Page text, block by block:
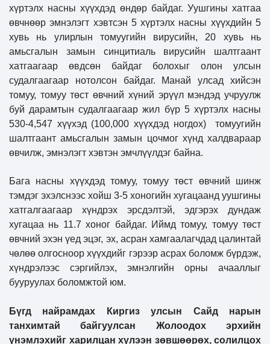
хүртэлх насны хүүхдэд өндөр байдаг. Уушгины хатгаа
өвчнөөр эмнэлэгт хэвтсэн 5 хүртэлх насны хүүхдийн 5
хувь нь улирлын томуугийн вирусийн, 20 хувь нь
амьсгалын замын синцитиаль вирусийн шалтгаант
хатгаагаар өвдсөн байдаг болохыг олон улсын
судалгаагаар нотолсон байдаг. Манай улсад хийсэн
томуу, томуу төст өвчний хүний эрүүл мэндэд учруулж
буй дарамтын судалгаагаар жил бүр 5 хүртэлх насны
530-4,547 хүүхэд (100,000 хүүхдэд ногдох) томуугийн
шалтгаант амьсгалын замын цочмог хүнд халдвараар
өвчилж, эмнэлэгт хэвтэн эмчлүүлдэг байна.
Бага насны хүүхдэд томуу, томуу төст өвчний шинж
тэмдэг эхэлснээс хойш 3-5 хоногийн хугацаанд уушгины
хатгалгаагаар хүндрэх эрсдэлтэй, эдгэрэх дундаж
хугацаа нь 11.7 хоног байдаг. Иймд томуу, томуу төст
өвчний эхэн үед эцэг, эх, асран хамгаалагчдад цалинтай
чөлөө олгосноор хүүхдийг гэрээр асрах боломж бүрдэж,
хүндрэлээс сэргийлэх, эмнэлгийн орны ачааллыг
бууруулах боломжтой юм.
Бүгд найрамдах Киргиз улсын Сайд нарын
танхимтай байгуулсан Жолоодох эрхийн
үнэмлэхийг харилцан хүлээн зөвшөөрөх, солилцох